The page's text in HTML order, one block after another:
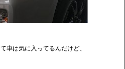
車は気に入ってるんだけど、